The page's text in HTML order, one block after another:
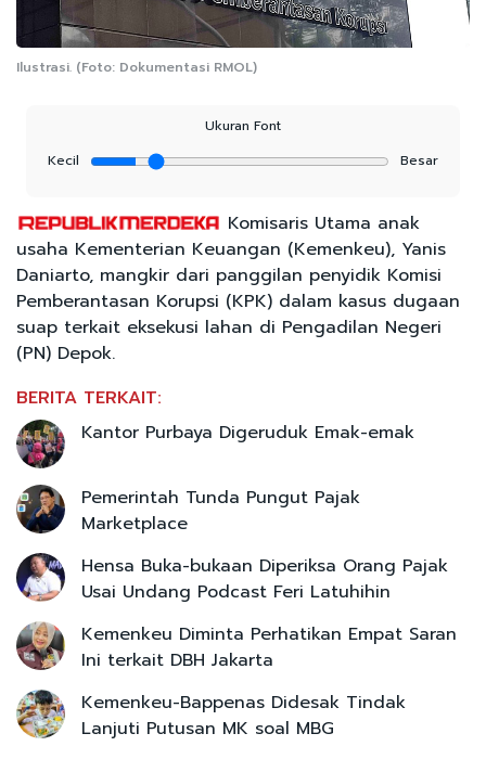
Ilustrasi. (Foto: Dokumentasi RMOL)
Ukuran Font
Kecil
Besar
Komisaris Utama anak
usaha Kementerian Keuangan (Kemenkeu), Yanis
Daniarto, mangkir dari panggilan penyidik Komisi
Pemberantasan Korupsi (KPK) dalam kasus dugaan
suap terkait eksekusi lahan di Pengadilan Negeri
(PN) Depok.
BERITA TERKAIT:
Kantor Purbaya Digeruduk Emak-emak
Pemerintah Tunda Pungut Pajak
Marketplace
Hensa Buka-bukaan Diperiksa Orang Pajak
Usai Undang Podcast Feri Latuhihin
Kemenkeu Diminta Perhatikan Empat Saran
Ini terkait DBH Jakarta
Kemenkeu-Bappenas Didesak Tindak
Lanjuti Putusan MK soal MBG